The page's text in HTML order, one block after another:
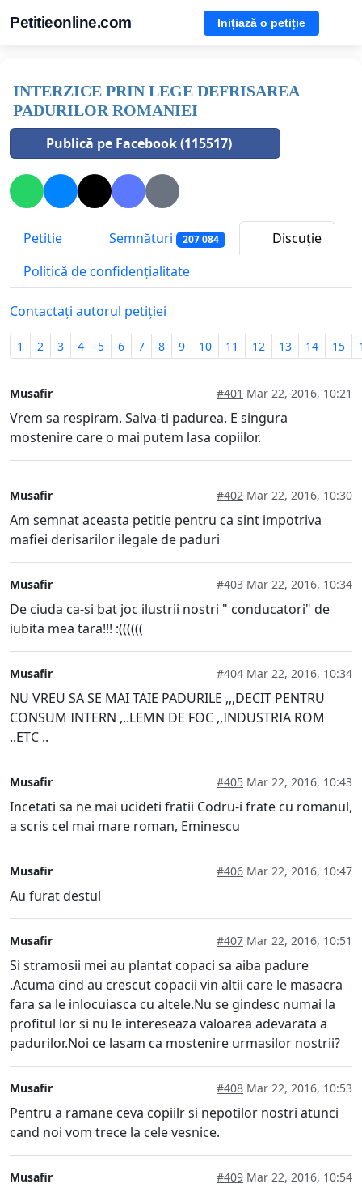
Petitieonline.com Inițiază o petiție
INTERZICE PRIN LEGE DEFRISAREA
PADURILOR ROMANIEI
Publică pe Facebook (115517)
Petitie Semnături 207 084
Discuție
Politică de confidențialitate
Contactați autorul petiției
1 2 3 4 5 6 7 8 9 10 11 12 13 14 15
Musafir #401 Mar 22, 2016, 10:21
Vrem sa respiram. Salva-ti padurea. E singura
mostenire care o mai putem lasa copiilor.
Musafir #402 Mar 22, 2016, 10:30
Am semnat aceasta petitie pentru ca sint impotriva
mafiei derisarilor ilegale de paduri
Musafir #403 Mar 22, 2016, 10:34
De ciuda ca-si bat joc ilustrii nostri " conducatori" de
iubita mea tara!!! :((((((
Musafir #404 Mar 22, 2016, 10:34
NU VREU SA SE MAI TAIE PADURILE ,,,DECIT PENTRU
CONSUM INTERN ,..LEMN DE FOC ,,INDUSTRIA ROM
..ETC ..
Musafir #405 Mar 22, 2016, 10:43
Incetati sa ne mai ucideti fratii Codru-i frate cu romanul,
a scris cel mai mare roman, Eminescu
Musafir #406 Mar 22, 2016, 10:47
Au furat destul
Musafir #407 Mar 22, 2016, 10:51
Si stramosii mei au plantat copaci sa aiba padure
.Acuma cind au crescut copacii vin altii care le masacra
fara sa le inlocuiasca cu altele.Nu se gindesc numai la
profitul lor si nu le intereseaza valoarea adevarata a
padurilor.Noi ce lasam ca mostenire urmasilor nostrii?
Musafir #408 Mar 22, 2016, 10:53
Pentru a ramane ceva copiilr si nepotilor nostri atunci
cand noi vom trece la cele vesnice.
Musafir #409 Mar 22, 2016, 10:54